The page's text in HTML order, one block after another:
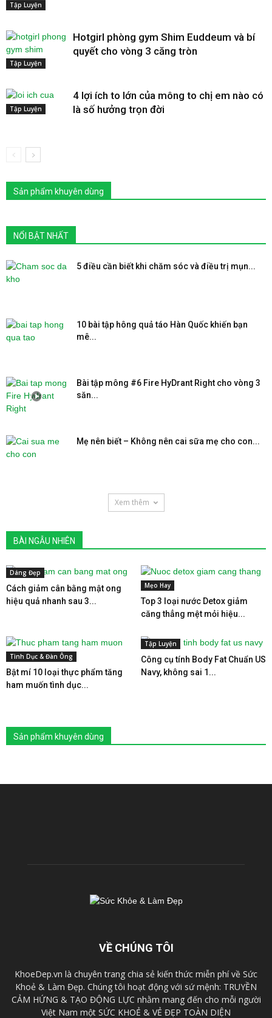
Tập Luyện
Tập Luyện
Hotgirl phòng gym Shim Euddeum và bí
quyết cho vòng 3 căng tròn
Tập Luyện
4 lợi ích to lớn của mông to chị em nào có
là số hưởng trọn đời
Sản phẩm khuyên dùng
NỔI BẬT NHẤT
5 điều cần biết khi chăm sóc và điều trị mụn...
10 bài tập hông quả táo Hàn Quốc khiến bạn
mê...
Bài tập mông #6 Fire HyDrant Right cho vòng 3
săn...
Mẹ nên biết – Không nên cai sữa mẹ cho con...
Xem thêm
BÀI NGẪU NHIÊN
Dáng Đẹp
Cách giảm cân bằng mật ong
hiệu quả nhanh sau 3...
Mẹo Hay
Top 3 loại nước Detox giảm
căng thẳng mệt mỏi hiệu...
Tình Dục & Đàn Ông
Bật mí 10 loại thực phẩm tăng
ham muốn tình dục...
Tập Luyện
Công cụ tính Body Fat Chuẩn US
Navy, không sai 1...
Sản phẩm khuyên dùng
VỀ CHÚNG TÔI
KhoeDep.vn là chuyên trang chia sẻ kiến thức miễn phí về Sức
Khoẻ & Làm Đẹp. Chúng tôi hoạt động với sứ mệnh: TRUYỀN
CẢM HỨNG & TẠO ĐỘNG LỰC nhằm mang đến cho mỗi người
Việt Nam một SỨC KHOẺ & VẺ ĐẸP TOÀN DIỆN